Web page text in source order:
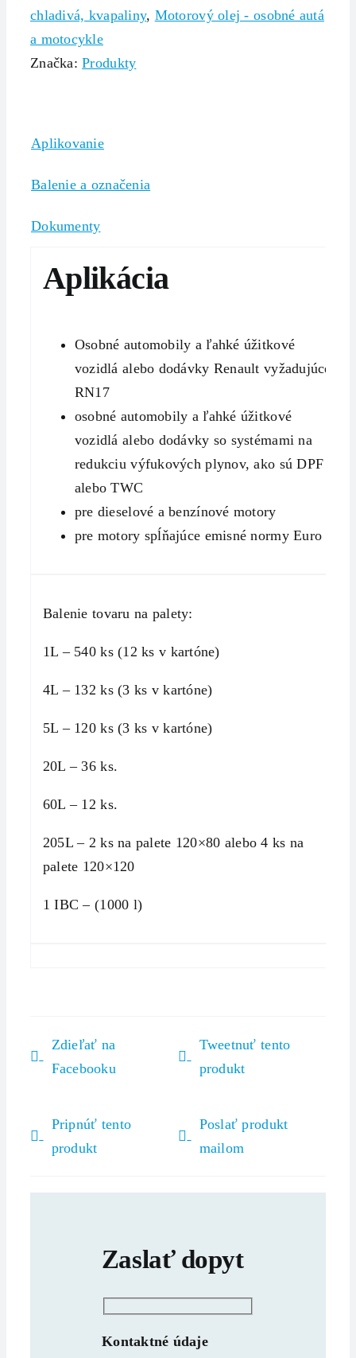
chladivá, kvapaliny, Motorový olej - osobné autá
a motocykle
Značka:Produkty
Aplikovanie
Balenie a označenia
Dokumenty
Aplikácia
Osobné automobily a ľahké úžitkové
vozidlá alebo dodávky Renault vyžadujúce
RN17
osobné automobily a ľahké úžitkové
vozidlá alebo dodávky so systémami na
redukciu výfukových plynov, ako sú DPF
alebo TWC
pre dieselové a benzínové motory
pre motory spĺňajúce emisné normy Euro 6
Balenie tovaru na palety:
1L – 540 ks (12 ks v kartóne)
4L – 132 ks (3 ks v kartóne)
5L – 120 ks (3 ks v kartóne)
20L – 36 ks.
60L – 12 ks.
205L – 2 ks na palete 120×80 alebo 4 ks na
palete 120×120
1 IBC – (1000 l)
Zdieľať na
Facebooku
Tweetnuť tento
produkt
Pripnúť tento
produkt
Poslať produkt
mailom
Zaslať dopyt
Kontaktné údaje